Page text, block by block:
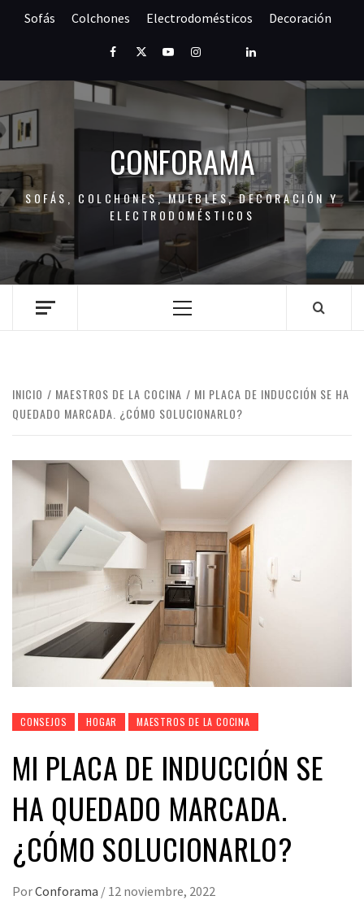
Sofás Colchones Electrodomésticos Decoración
FacebookTwitterYoutubeInstagramPinterestLinkedIn
CONFORAMA
SOFÁS, COLCHONES, MUEBLES, DECORACIÓN Y
ELECTRODOMÉSTICOS
Menú
INICIO MAESTROS DE LA COCINA
MI PLACA DE INDUCCIÓN SE HA
QUEDADO MARCADA. ¿CÓMO SOLUCIONARLO?
CONSEJOS HOGAR MAESTROS DE LA COCINA
MI PLACA DE INDUCCIÓN SE
HA QUEDADO MARCADA.
¿CÓMO SOLUCIONARLO?
PorConforama / 12 noviembre, 2022